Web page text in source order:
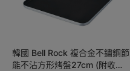
韓國 Bell Rock 複合金不鏽鋼節
能不沾方形烤盤27cm (附收納